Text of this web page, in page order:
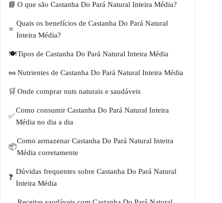
O que são Castanha Do Pará Natural Inteira Média?
Quais os benefícios de Castanha Do Pará Natural
Inteira Média?
Tipos de Castanha Do Pará Natural Inteira Média
Nutrientes de Castanha Do Pará Natural Inteira Média
Onde comprar nuts naturais e saudáveis
Como consumir Castanha Do Pará Natural Inteira
Média no dia a dia
Como armazenar Castanha Do Pará Natural Inteira
Média corretamente
Dúvidas frequentes sobre Castanha Do Pará Natural
Inteira Média